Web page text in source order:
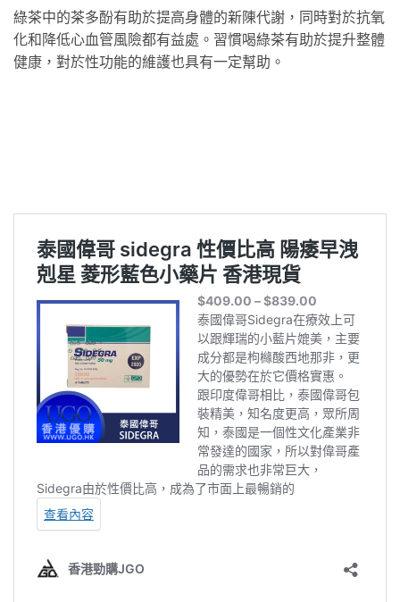
綠茶中的茶多酚有助於提高身體的新陳代謝，同時對於抗氧
化和降低心血管風險都有益處。習慣喝綠茶有助於提升整體
健康，對於性功能的維護也具有一定幫助。